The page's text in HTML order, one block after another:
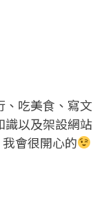
、吃美食、寫文
識以及架設網站
會很開心的